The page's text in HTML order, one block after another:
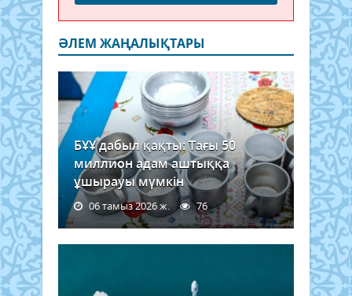
ӘЛЕМ ЖАҢАЛЫҚТАРЫ
БҰҰ дабыл қақты: Тағы 50
миллион адам аштыққа
ұшырауы мүмкін
06 тамыз 2026 ж. 76